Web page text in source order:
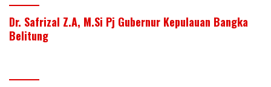
Dr. Safrizal Z.A, M.Si Pj Gubernur Kepulauan Bangka
Belitung